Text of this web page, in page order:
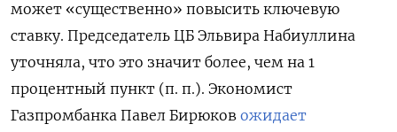
может «существенно» повысить ключевую
ставку. Председатель ЦБ Эльвира Набиуллина
уточняла, что это значит более, чем на 1
процентный пункт (п. п.). Экономист
Газпромбанка Павел Бирюков ожидает